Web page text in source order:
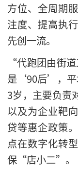
方位、全周期
注度、提高执
先创一流。
“代跑团由街
是‘90后’，平
3岁，主要负责
以及为企业靶
贷等惠企政策
点在数字化转
保“店小二”。